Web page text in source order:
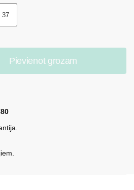
37
Pievienot grozam